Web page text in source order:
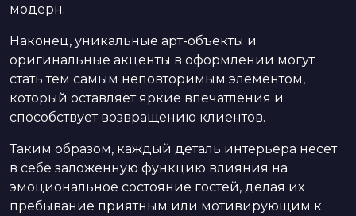
модерн.
Наконец, уникальные арт-объекты и
оригинальные акценты в оформлении могут
стать тем самым неповторимым элементом,
который оставляет яркие впечатления и
способствует возвращению клиентов.
Таким образом, каждый деталь интерьера несет
в себе заложенную функцию влияния на
эмоциональное состояние гостей, делая их
пребывание приятным или мотивирующим к